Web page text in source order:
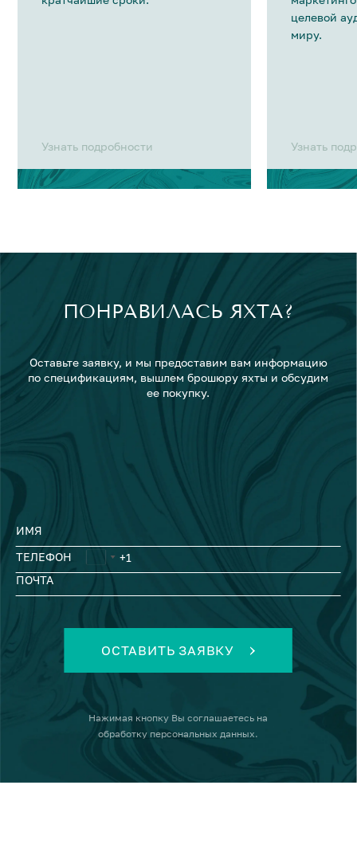
Узнать подробности
целевой
миру.
Узнать
ПОНРАВИЛАСЬ ЯХТА?
Оставьте заявку, и мы предоставим вам информацию
по спецификациям, вышлем брошюру яхты и обсудим
ее покупку.
ИМЯ
ТЕЛЕФОН
ПОЧТА
ОСТАВИТЬ ЗАЯВКУ
Нажимая кнопку Вы соглашаетесь на
обработку персональных данных.